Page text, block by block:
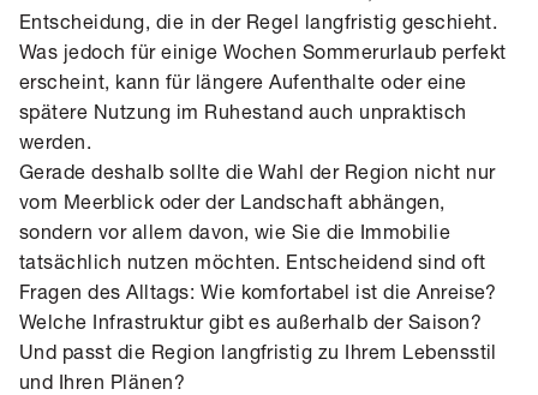
Entscheidung, die in der Regel langfristig geschieht.
Was jedoch für einige Wochen Sommerurlaub perfekt
erscheint, kann für längere Aufenthalte oder eine
spätere Nutzung im Ruhestand auch unpraktisch
werden.
Gerade deshalb sollte die Wahl der Region nicht nur
vom Meerblick oder der Landschaft abhängen,
sondern vor allem davon, wie Sie die Immobilie
tatsächlich nutzen möchten. Entscheidend sind oft
Fragen des Alltags: Wie komfortabel ist die Anreise?
Welche Infrastruktur gibt es außerhalb der Saison?
Und passt die Region langfristig zu Ihrem Lebensstil
und Ihren Plänen?